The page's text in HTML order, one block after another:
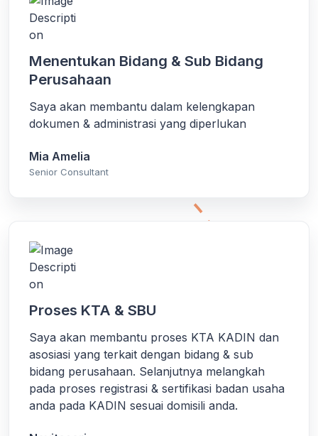
Menentukan Bidang & Sub Bidang
Perusahaan
Saya akan membantu dalam kelengkapan
dokumen & administrasi yang diperlukan
Mia Amelia
Senior Consultant
Proses KTA & SBU
Saya akan membantu proses KTA KADIN dan
asosiasi yang terkait dengan bidang & sub
bidang perusahaan. Selanjutnya melangkah
pada proses registrasi & sertifikasi badan usaha
anda pada KADIN sesuai domisili anda.